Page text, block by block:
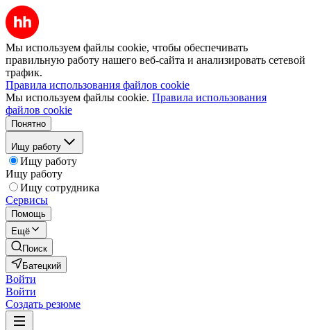
Мы используем файлы cookie, чтобы обеспечивать
правильную работу нашего веб-сайта и анализировать сетевой
трафик.
Правила использования файлов cookie
Мы используем файлы cookie. Правила использования
файлов cookie
Понятно
Ищу работу
Ищу работу
Ищу работу
Ищу сотрудника
Сервисы
Помощь
Ещё
Поиск
Батецкий
Войти
Войти
Создать резюме